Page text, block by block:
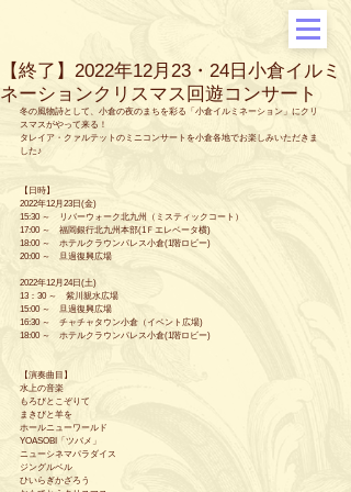
【終了】2022年12月23・24日小倉イルミ
ネーションクリスマス回遊コンサート
冬の風物詩として、小倉の夜のまちを彩る「小倉イルミネーション」にクリ
スマスがやって来る！
タレイア・クァルテットのミニコンサートを小倉各地でお楽しみいただきま
した♪
【日時】
2022年12月23日(金)
15:30 ～　リバーウォーク北九州（ミスティックコート）
17:00 ～　福岡銀行北九州本部(1Ｆエレベータ横)
18:00 ～　ホテルクラウンパレス小倉(1階ロビー)
20:00 ～　旦過復興広場
2022年12月24日(土)
13：30 ～　紫川親水広場
15:00 ～　旦過復興広場
16:30 ～　チャチャタウン小倉（イベント広場)
18:00 ～　ホテルクラウンパレス小倉(1階ロビー)
【演奏曲目】
水上の音楽
もろびとこぞりて
まきびと羊を
ホールニューワールド
YOASOBI「ツバメ」
ニューシネマパラダイス
ジングルベル
ひいらぎかざろう